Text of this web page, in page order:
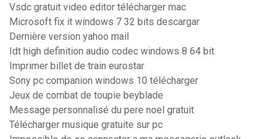
Vsdc gratuit video editor télécharger mac
Microsoft fix it windows 7 32 bits descargar
Dernière version yahoo mail
Idt high definition audio codec windows 8 64 bit
Imprimer billet de train eurostar
Sony pc companion windows 10 télécharger
Jeux de combat de toupie beyblade
Message personnalisé du pere noel gratuit
Télécharger musique gratuite sur pc